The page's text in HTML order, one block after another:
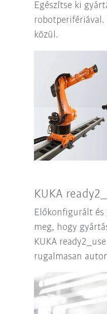
Egészítse ki
robotperifériával.
közül.
KUKA
Előkonfigurált és
meg, hogy
KUKA
rugalmasan